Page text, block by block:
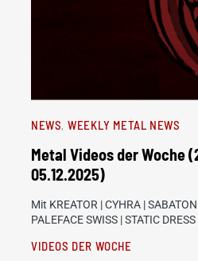
NEWS WEEKLY METAL NEWS
Metal Videos der Woche
05.12.2025)
Mit KREATOR | CYHRA |
PALEFACE SWISS | STATIC
VIDEOS DER WOCHE